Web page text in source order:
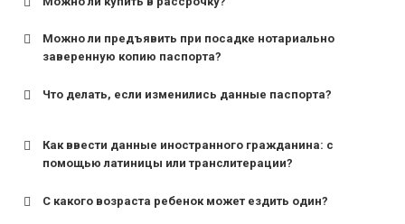
Можно ли предъявить при посадке нотариально
заверенную копию паспорта?
Что делать, если изменились данные паспорта?
Как ввести данные иностранного гражданина: с
помощью латиницы или транслитерации?
С какого возраста ребенок может ездить один?